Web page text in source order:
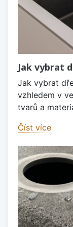
Jak vybrat
Jak vybrat
vzhledem v
tvarů a
Číst více